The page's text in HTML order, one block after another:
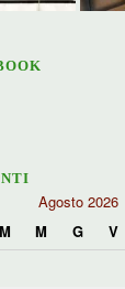
Agosto 2026
M M G V